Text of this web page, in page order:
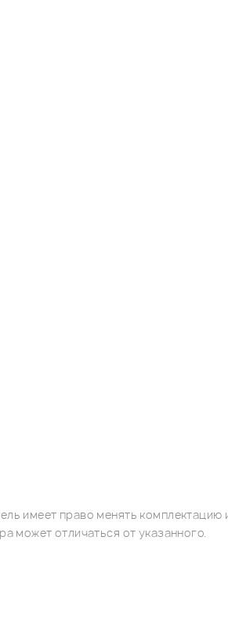
имеет право менять
может отличаться от указанного.